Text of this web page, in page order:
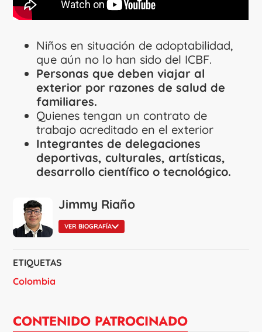
Niños en situación de adoptabilidad,
que aún no lo han sido del ICBF.
Personas que deben viajar al
exterior por razones de salud de
familiares.
Quienes tengan un contrato de
trabajo acreditado en el exterior
Integrantes de delegaciones
deportivas, culturales, artísticas,
desarrollo científico o tecnológico.
Jimmy Riaño
VER BIOGRAFÍA
ETIQUETAS
Colombia
CONTENIDO PATROCINADO